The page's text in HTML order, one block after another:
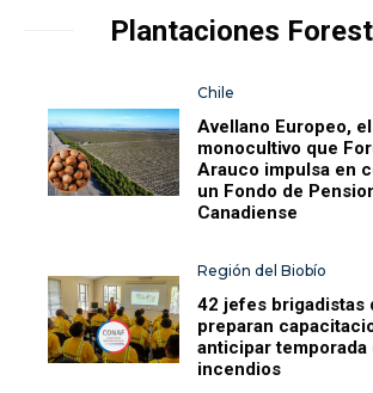
Plantaciones
Chile
Avellano Europeo, el
monocultivo que
Arauco impulsa en
un Fondo de
Canadiense
Región del Biobío
42 jefes brigadistas
preparan
anticipar temporada
incendios